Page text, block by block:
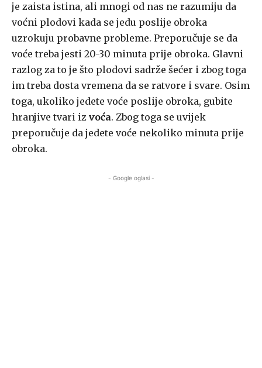
je zaista istina, ali mnogi od nas ne razumiju da
voćni plodovi kada se jedu poslije obroka
uzrokuju probavne probleme. Preporučuje se da
voće treba jesti 20-30 minuta prije obroka. Glavni
razlog za to je što plodovi sadrže šećer i zbog toga
im treba dosta vremena da se ratvore i svare. Osim
toga, ukoliko jedete voće poslije obroka, gubite
hranjive tvari iz voća. Zbog toga se uvijek
preporučuje da jedete voće nekoliko minuta prije
obroka.
- Google oglasi -